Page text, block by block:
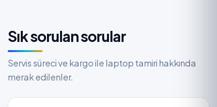
Sık sorulan sorular
Servis süreci ve kargo ile laptop tamiri hakkında
merak edilenler.